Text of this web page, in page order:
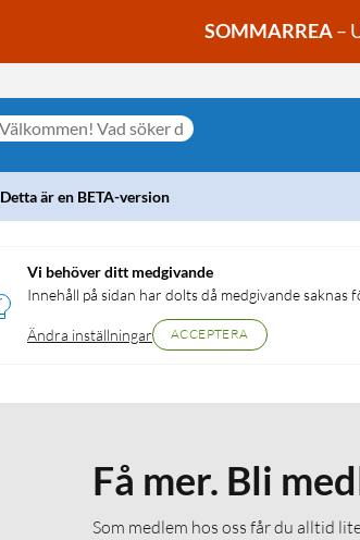
SOMMARREA–
Detta är en BETA-version
Vi behöver ditt medgivande
Innehåll på sidan har dolts då medgivande saknas
Ändra inställningar ACCEPTERA
Få mer. Bli
Som medlem hos oss får du alltid